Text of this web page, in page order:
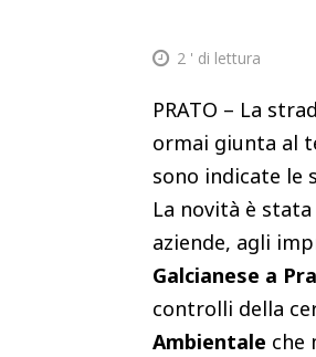
2 ' di lettura
PRATO – La
ormai giunta al
sono indicate le
La novità è
aziende, agli
Galcianese a
controlli della
Ambientale che